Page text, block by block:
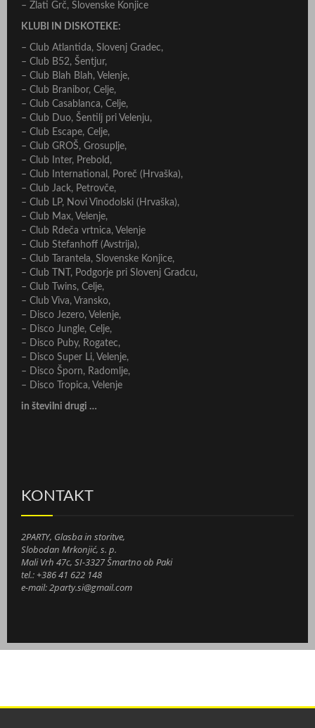
– Zlati Grč, Slovenske Konjice
KLUBI IN DISKOTEKE:
– Club Atlantida, Slovenj Gradec,
– Club B52, Šentjur,
– Club Blah Blah, Velenje,
– Club Branibor, Celje,
– Club Casablanca, Celje,
– Club Duo, Šentilj pri Velenju,
– Club Escape, Celje,
– Club GROŠ, Grosuplje,
– Club Inter, Prebold,
– Club International, Poreč (Hrvaška),
– Club Jack, Petrovče,
– Club LP, Novi Vinodolski (Hrvaška),
– Club Max, Velenje,
– Club Rdeča vrtnica, Velenje
– Club Stefanhoff (Avstrija),
– Club Tarantela, Slovenske Konjice,
– Club TNT, Podgorje pri Slovenj Gradcu,
– Club Twins, Celje,
– Club Viva, Vransko,
– Disco Jezero, Velenje,
– Disco Jungle, Celje,
– Disco Puby, Rogatec,
– Disco Super Li, Velenje,
– Disco Šporn, Radomlje,
– Disco Tropica, Velenje
in številni drugi …
KONTAKT
2PARTY, Glasba in storitve,
Slobodan Mrkonjić, s. p.
Mali Vrh 47c, SI-3327 Šmartno ob Paki
tel.: +386 41 622 148
e-mail: 2party.si@gmail.com